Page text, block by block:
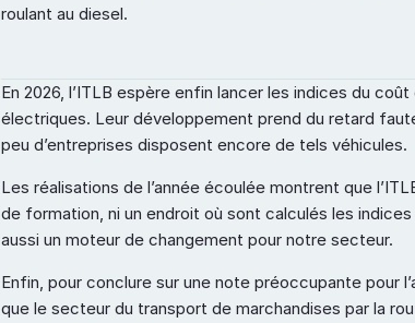
roulant au diesel.
En 2026, l’ITLB espère enfin lancer les indices du
électriques. Leur développement prend du retard
peu d’entreprises disposent encore de tels véhicules.
Les réalisations de l’année écoulée montrent que
de formation, ni un endroit où sont calculés les
aussi un moteur de changement pour notre secteur.
Enfin, pour conclure sur une note préoccupante pour
que le secteur du transport de marchandises par la